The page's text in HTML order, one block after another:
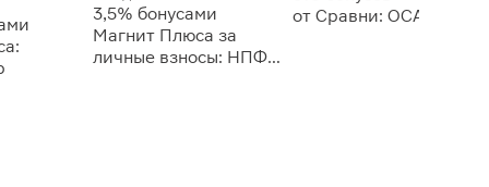
3,5% бонусами
Магнит Плюса за
личные взносы: НПФ